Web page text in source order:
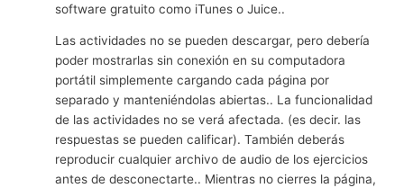
software gratuito como iTunes o Juice..
Las actividades no se pueden descargar, pero debería
poder mostrarlas sin conexión en su computadora
portátil simplemente cargando cada página por
separado y manteniéndolas abiertas.. La funcionalidad
de las actividades no se verá afectada. (es decir. las
respuestas se pueden calificar). También deberás
reproducir cualquier archivo de audio de los ejercicios
antes de desconectarte.. Mientras no cierres la página,